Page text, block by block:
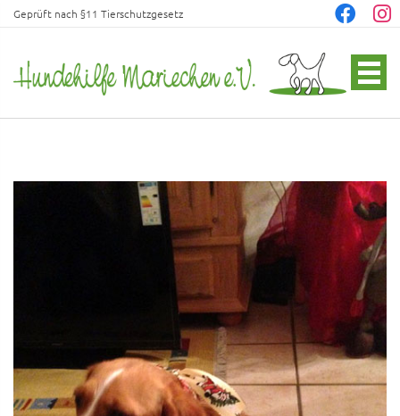
Geprüft nach §11 Tierschutzgesetz